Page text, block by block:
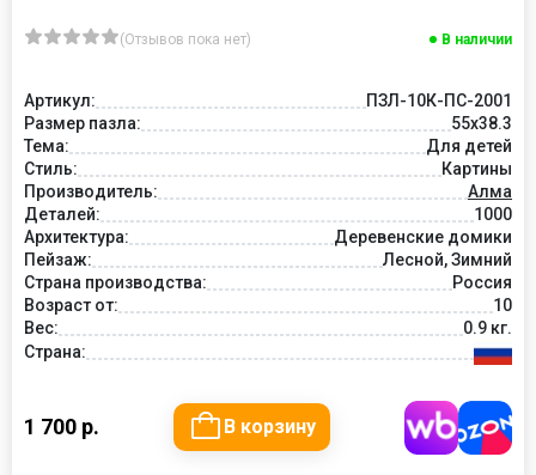
(Отзывов пока нет) В наличии
Артикул:
ПЗЛ-10К-ПС-2001
Размер пазла:
55х38.3
Тема:
Для детей
Стиль:
Картины
Производитель:
Алма
Деталей:
1000
Архитектура:
Деревенские домики
Пейзаж:
Лесной, Зимний
Страна производства:
Россия
Возраст от:
10
Вес:
0.9 кг.
Страна:
1 700 р. В корзину